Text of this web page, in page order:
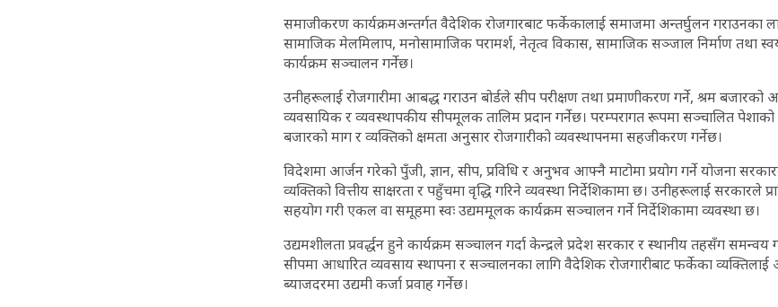
समाजीकरण कार्यक्रमअन्तर्गत वैदेशिक रोजगारबाट फर्केकालाई समाजमा अन्तर्घुलन गराउनका
सामाजिक मेलमिलाप, मनोसामाजिक परामर्श, नेतृत्व विकास, सामाजिक सञ्जाल निर्माण तथा
कार्यक्रम सञ्चालन गर्नेछ।
उनीहरूलाई रोजगारीमा आबद्ध गराउन बोर्डले सीप परीक्षण तथा प्रमाणीकरण गर्ने, श्रम
व्यवसायिक र व्यवस्थापकीय सीपमूलक तालिम प्रदान गर्नेछ। परम्परागत रूपमा सञ्चालित
बजारको माग र व्यक्तिको क्षमता अनुसार रोजगारीको व्यवस्थापनमा सहजीकरण गर्नेछ।
विदेशमा आर्जन गरेको पुँजी, ज्ञान, सीप, प्रविधि र अनुभव आफ्नै माटोमा प्रयोग गर्ने योजना
व्यक्तिको वित्तीय साक्षरता र पहुँचमा वृद्धि गरिने व्यवस्था निर्देशिकामा छ। उनीहरूलाई सरकारले
सहयोग गरी एकल वा समूहमा स्वः उद्यममूलक कार्यक्रम सञ्चालन गर्ने निर्देशिकामा व्यवस्था छ।
उद्यमशीलता प्रवर्द्धन हुने कार्यक्रम सञ्चालन गर्दा केन्द्रले प्रदेश सरकार र स्थानीय तहसँग समन्वय
सीपमा आधारित व्यवसाय स्थापना र सञ्चालनका लागि वैदेशिक रोजगारीबाट फर्केका
ब्याजदरमा उद्यमी कर्जा प्रवाह गर्नेछ।